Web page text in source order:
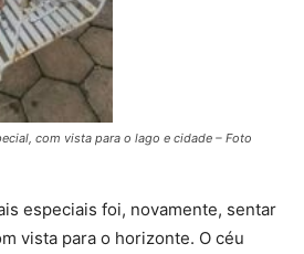
com vista para o lago e cidade – Foto
especiais foi, novamente, sentar
vista para o horizonte. O céu